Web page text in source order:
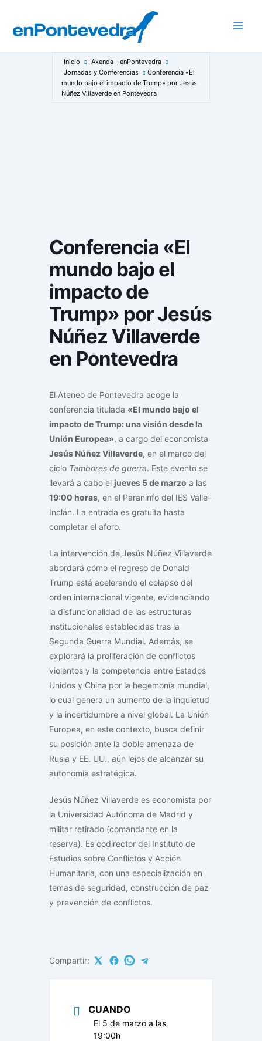
contenido
Inicio
Axenda - enPontevedra
Jornadas y Conferencias
Conferencia «El
mundo bajo el impacto de Trump» por Jesús
Núñez Villaverde en Pontevedra
Conferencia «El
mundo bajo el
impacto de
Trump» por Jesús
Núñez Villaverde
en Pontevedra
El Ateneo de Pontevedra acoge la
conferencia titulada «El mundo bajo el
impacto de Trump: una visión desde la
Unión Europea», a cargo del economista
Jesús Núñez Villaverde, en el marco del
ciclo Tambores de guerra. Este evento se
llevará a cabo el jueves 5 de marzo a las
19:00 horas, en el Paraninfo del IES Valle-
Inclán. La entrada es gratuita hasta
completar el aforo.
La intervención de Jesús Núñez Villaverde
abordará cómo el regreso de Donald
Trump está acelerando el colapso del
orden internacional vigente, evidenciando
la disfuncionalidad de las estructuras
institucionales establecidas tras la
Segunda Guerra Mundial. Además, se
explorará la proliferación de conflictos
violentos y la competencia entre Estados
Unidos y China por la hegemonía mundial,
lo cual genera un aumento de la inquietud
y la incertidumbre a nivel global. La Unión
Europea, en este contexto, busca definir
su posición ante la doble amenaza de
Rusia y EE. UU., aún lejos de alcanzar su
autonomía estratégica.
Jesús Núñez Villaverde es economista por
la Universidad Autónoma de Madrid y
militar retirado (comandante en la
reserva). Es codirector del Instituto de
Estudios sobre Conflictos y Acción
Humanitaria, con una especialización en
temas de seguridad, construcción de paz
y prevención de conflictos.
Compartir:
CUANDO
El 5 de marzo a las
19:00h